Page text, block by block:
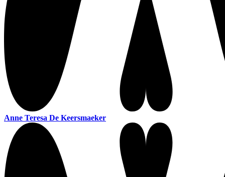
Anne Teresa De Keersmaeker